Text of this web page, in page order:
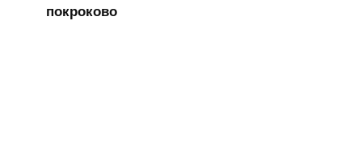
покроково